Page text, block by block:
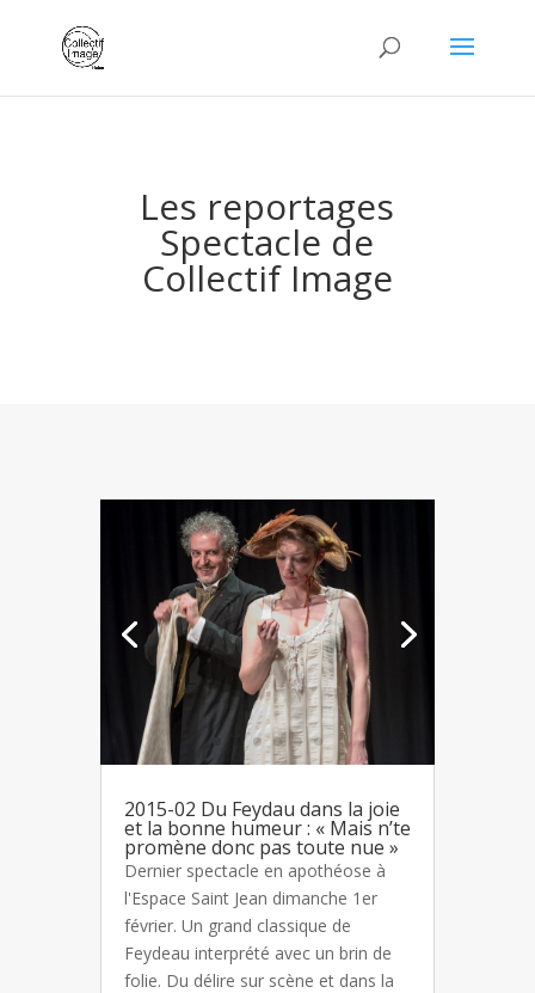
Les reportages
Spectacle de
Collectif Image
2015-02 Du Feydau dans la joie
et la bonne humeur : « Mais n’te
promène donc pas toute nue »
Dernier spectacle en apothéose à
l'Espace Saint Jean dimanche 1er
février. Un grand classique de
Feydeau interprété avec un brin de
folie. Du délire sur scène et dans la